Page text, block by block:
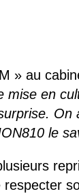
» au
en
On
le